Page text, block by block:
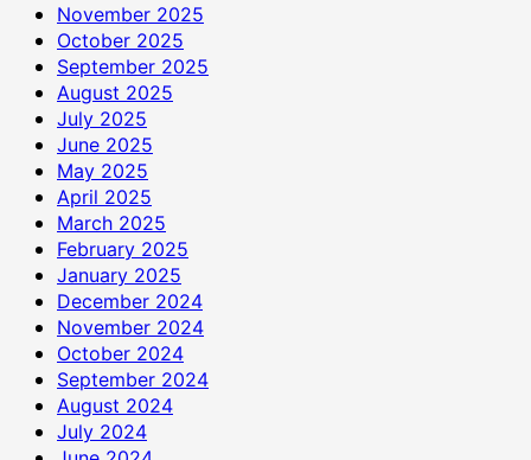
November 2025
October 2025
September 2025
August 2025
July 2025
June 2025
May 2025
April 2025
March 2025
February 2025
January 2025
December 2024
November 2024
October 2024
September 2024
August 2024
July 2024